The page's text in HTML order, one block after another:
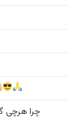
چرا هرچی